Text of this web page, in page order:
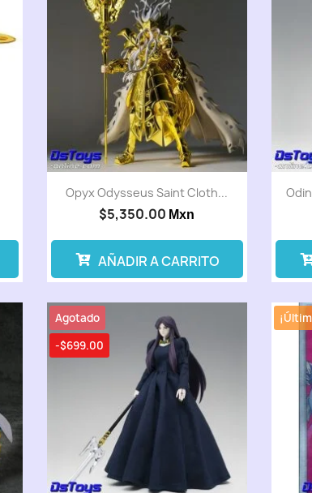
Opyx Odysseus Saint Cloth...
$5,350.00 Mxn
AÑADIR A CARRITO
-$699.00
Agotado